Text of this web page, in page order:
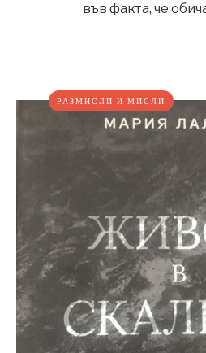
във факта, че
РАЗМИСЛИ И МИСЛИ